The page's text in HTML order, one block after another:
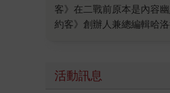
客》在二戰前原本是內容
約客》創辦人兼總編輯哈
的寫作緣起：一九四五年
為「記者禁入區」；日本
活動訊息